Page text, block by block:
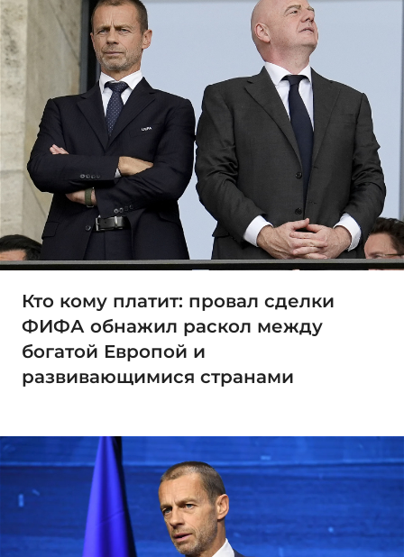
Кто кому платит: провал сделки
ФИФА обнажил раскол между
богатой Европой и
развивающимися странами